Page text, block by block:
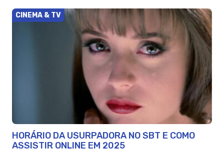
CINEMA & TV
HORÁRIO DA USURPADORA NO SBT E COMO
ASSISTIR ONLINE EM 2025